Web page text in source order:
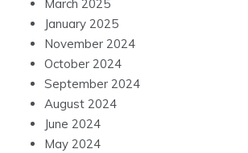
March 2025
January 2025
November 2024
October 2024
September 2024
August 2024
June 2024
May 2024